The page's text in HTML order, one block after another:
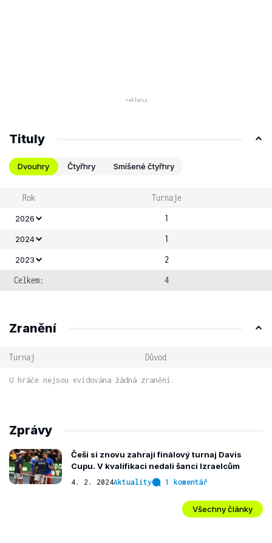
Tituly
Dvouhry Čtyřhry Smíšené čtyřhry
Rok Turnaje
2026 1
2024 1
2023
2
Celkem:
4
Zranění
Turnaj Důvod
U hráče nejsou evidována žádná zranění.
Zprávy
Češi si znovu zahrají finálový turnaj Davis
Cupu. V kvalifikaci nedali šanci Izraelcům
4. 2. 2024Aktuality 1 komentář
Všechny články